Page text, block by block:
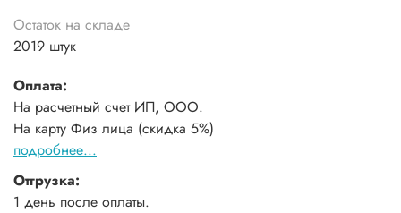
Остаток на складе
2019 штук
Оплата:
На расчетный счет ИП, ООО.
На карту Физ лица (скидка 5%)
подробнее...
Отгрузка:
1 день после оплаты.